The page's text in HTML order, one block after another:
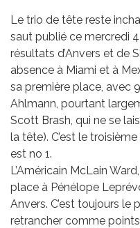
Le trio de tête reste
saut publié ce mercredi
résultats d’Anvers et de
absence à Miami et à
sa première place, avec
Ahlmann, pourtant
Scott Brash, qui ne se
la tête). C’est le
est no 1.
L’Américain McLain
place à Pénélope
Anvers. C’est toujours le
retrancher comme